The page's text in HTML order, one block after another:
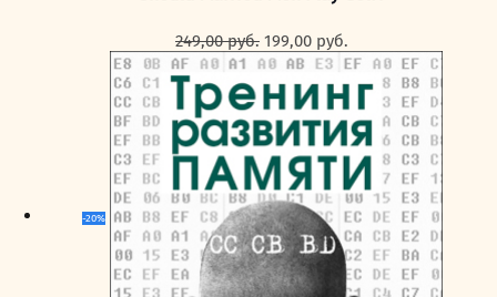
249,00руб. Первоначальная
цена
249,00 руб..
199,00 руб.
цена:
199,00 руб..
-20%